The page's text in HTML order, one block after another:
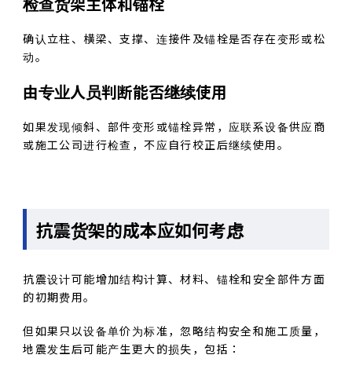
确认立柱、横梁、支撑、连接件及锚栓是否存在变形或松
动。
由专业人员判断能否继续使用
如果发现倾斜、部件变形或锚栓异常，应联系设备供应商
或施工公司进行检查，不应自行校正后继续使用。
抗震货架的成本应如何考虑
抗震设计可能增加结构计算、材料、锚栓和安全部件方面
的初期费用。
但如果只以设备单价为标准，忽略结构安全和施工质量，
地震发生后可能产生更大的损失，包括：